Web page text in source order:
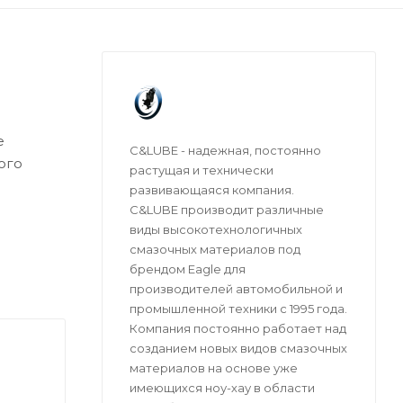
C&LUBE - надежная, постоянно
растущая и технически
развивающаяся компания.
C&LUBE производит различные
виды высокотехнологичных
смазочных материалов под
брендом Eagle для
производителей автомобильной и
промышленной техники с 1995 года.
Компания постоянно работает над
созданием новых видов смазочных
материалов на основе уже
имеющихся ноу-хау в области